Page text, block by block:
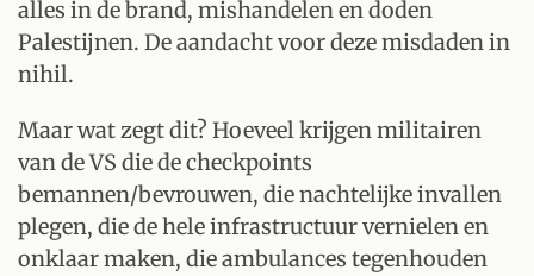
alles in de brand, mishandelen en doden
Palestijnen. De aandacht voor deze misdaden in
nihil.
Maar wat zegt dit? Hoeveel krijgen militairen
van de VS die de checkpoints
bemannen/bevrouwen, die nachtelijke invallen
plegen, die de hele infrastructuur vernielen en
onklaar maken, die ambulances tegenhouden